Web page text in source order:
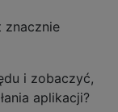
znacznie
i zobaczyć,
aplikacji?